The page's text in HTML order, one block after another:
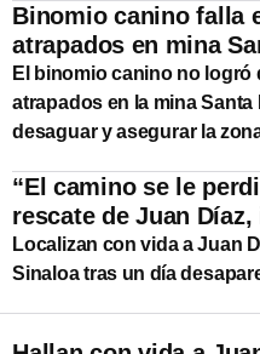
Binomio canino falla
atrapados en mina
El binomio canino no logró
atrapados en la mina
desaguar y asegurar la
“El camino se le
rescate de Juan
Localizan con vida a Juan
Sinaloa tras un día